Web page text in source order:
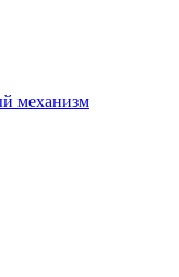
механизм